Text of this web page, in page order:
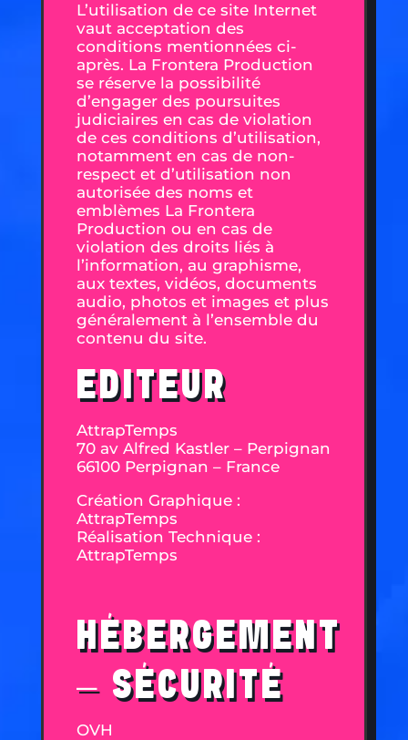
L’utilisation de ce site Internet
vaut acceptation des
conditions mentionnées ci-
après. La Frontera Production
se réserve la possibilité
d’engager des poursuites
judiciaires en cas de violation
de ces conditions d’utilisation,
notamment en cas de non-
respect et d’utilisation non
autorisée des noms et
emblèmes La Frontera
Production ou en cas de
violation des droits liés à
l’information, au graphisme,
aux textes, vidéos, documents
audio, photos et images et plus
généralement à l’ensemble du
contenu du site.
EDITEUR
AttrapTemps
70 av Alfred Kastler – Perpignan
66100 Perpignan – France
Création Graphique :
AttrapTemps
Réalisation Technique :
AttrapTemps
HÉBERGEMENT
– SÉCURITÉ
OVH